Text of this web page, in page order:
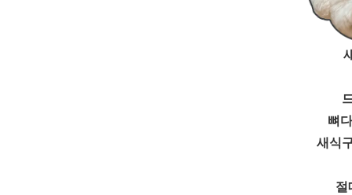
뼈
새식
절